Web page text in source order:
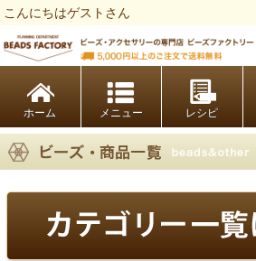
こんにちはゲストさん
ホーム レシピ